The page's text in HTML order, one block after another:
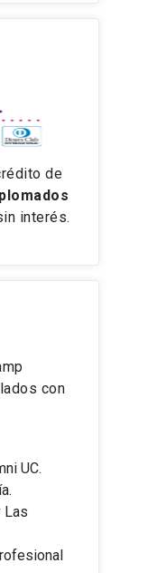
de
interés.
con
UC.
Las